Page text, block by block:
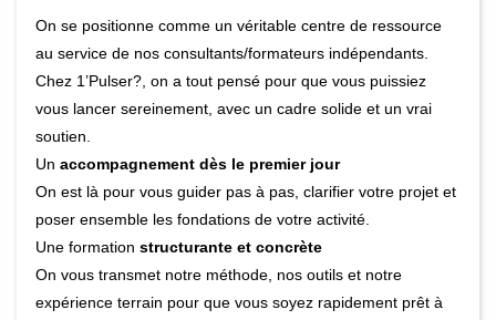
On se positionne comme un véritable centre de ressource
au service de nos consultants/formateurs indépendants.
Chez 1’Pulser?, on a tout pensé pour que vous puissiez
vous lancer sereinement, avec un cadre solide et un vrai
soutien.
Un accompagnement dès le premier jour
On est là pour vous guider pas à pas, clarifier votre projet et
poser ensemble les fondations de votre activité.
Une formation structurante et concrète
On vous transmet notre méthode, nos outils et notre
expérience terrain pour que vous soyez rapidement prêt à